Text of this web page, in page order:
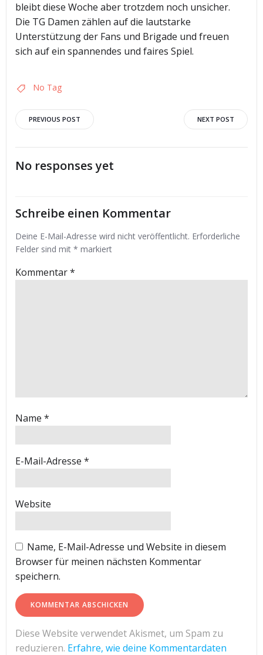
bleibt diese Woche aber trotzdem noch unsicher.
Die TG Damen zählen auf die lautstarke
Unterstützung der Fans und Brigade und freuen
sich auf ein spannendes und faires Spiel.
No Tag
Post
navigation
PREVIOUS POST
navigation
NEXT POST
No responses yet
Schreibe einen Kommentar
Deine E-Mail-Adresse wird nicht veröffentlicht. Erforderliche
Felder sind mit * markiert
Kommentar*
Name *
E-Mail-Adresse *
Website
Name, E-Mail-Adresse und Website in diesem
Browser für meinen nächsten Kommentar
speichern.
Diese Website verwendet Akismet, um Spam zu
reduzieren. Erfahre, wie deine Kommentardaten